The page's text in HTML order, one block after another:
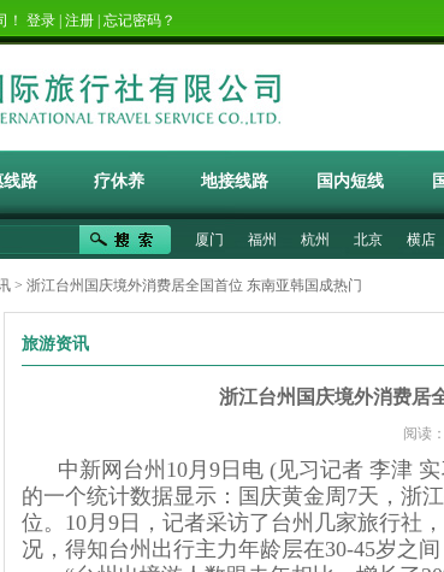
！ 登录 注册 忘记密码？
线路 疗休养 地接线路 国内短线
厦门 福州 杭州 北京 横店
> 浙江台州国庆境外消费居全国首位 东南亚韩国成热门
旅游资讯
浙江台州国庆境外消费居
阅读
中新网台州10月9日电 (见习记者 李津 实
的一个统计数据显示：国庆黄金周7天，浙
位。10月9日，记者采访了台州几家旅行社
况，得知台州出行主力年龄层在30-45岁之